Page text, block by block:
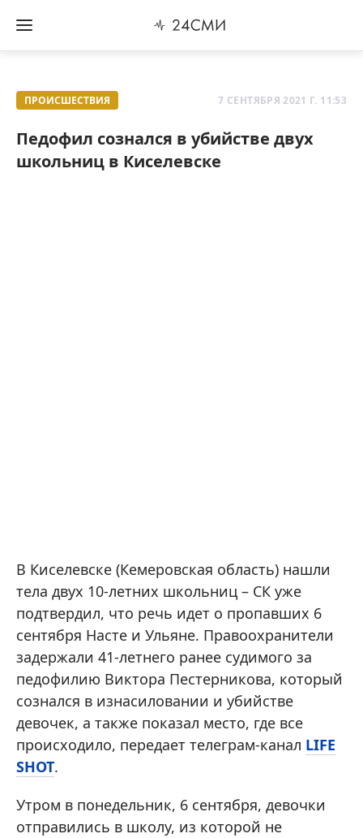
ПРОИСШЕСТВИЯ 7 СЕНТЯБРЯ 2021 Г. 11:53
Педофил сознался в убийстве двух
школьниц в Киселевске
В Киселевске (Кемеровская область) нашли
тела двух 10-летних школьниц – СК уже
подтвердил, что речь идет о пропавших 6
сентября Насте и Ульяне. Правоохранители
задержали 41-летнего ранее судимого за
педофилию Виктора Пестерникова, который
сознался в изнасиловании и убийстве
девочек, а также показал место, где все
происходило, передает телеграм-канал LIFE
SHOT.
Утром в понедельник, 6 сентября, девочки
отправились в школу, из которой не